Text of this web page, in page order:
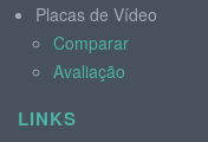
Placas de Vídeo
Comparar
Avaliação
LINKS